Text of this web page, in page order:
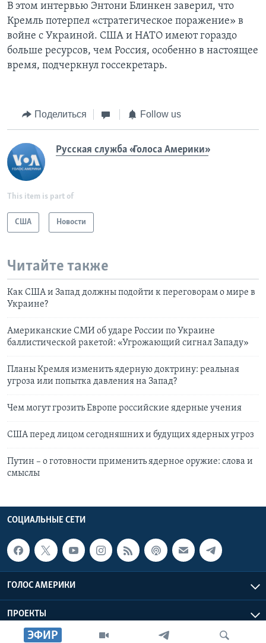
ЭФИР
В этом интервью Энтони Блинкен заверил, что
Кремль потерпел «стратегическое поражение» в
войне с Украиной. США и НАТО имеют гораздо
больше ресурсов, чем Россия, особенно в настоящее
время, подчеркнул госсекретарь.
Поделиться Follow us
Русская служба «Голоса Америки»
This item is part of
США Новости
Читайте также
Как США и Запад должны подойти к переговорам о мире в
Украине?
Американские СМИ об ударе России по Украине
баллистической ракетой: «Угрожающий сигнал Западу»
Планы Кремля изменить ядерную доктрину: реальная
угроза или попытка давления на Запад?
Чем могут грозить Европе российские ядерные учения
США перед лицом сегодняшних и будущих ядерных угроз
Путин – о готовности применить ядерное оружие: слова и
смыслы
СОЦИАЛЬНЫЕ СЕТИ
ГОЛОС АМЕРИКИ
ПРОЕКТЫ